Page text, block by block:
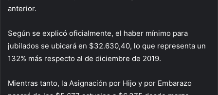
anterior.
Según se explicó oficialmente, el haber mínimo para
jubilados se ubicará en $32.630,40, lo que representa un
132% más respecto al de diciembre de 2019.
Mientras tanto, la Asignación por Hijo y por Embarazo